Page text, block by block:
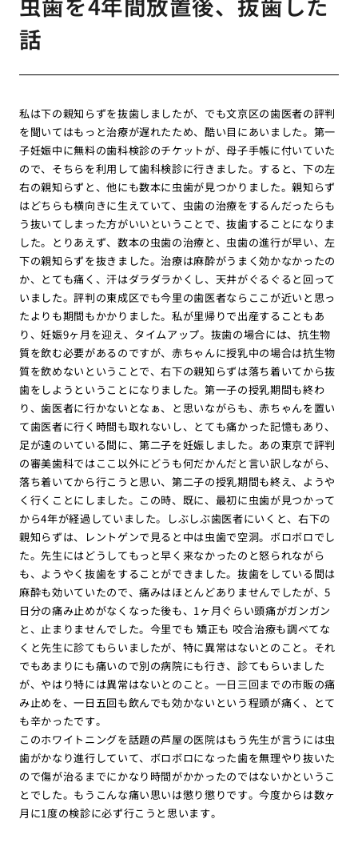
話
私は下の親知らずを抜歯しましたが、でも文京区の歯医者の評判
を聞いてはもっと治療が遅れたため、酷い目にあいました。第一
子妊娠中に無料の歯科検診のチケットが、母子手帳に付いていた
ので、そちらを利用して歯科検診に行きました。すると、下の左
右の親知らずと、他にも数本に虫歯が見つかりました。親知らず
はどちらも横向きに生えていて、虫歯の治療をするんだったらも
う抜いてしまった方がいいということで、抜歯することになりま
した。とりあえず、数本の虫歯の治療と、虫歯の進行が早い、左
下の親知らずを抜きました。治療は麻酔がうまく効かなかったの
か、とても痛く、汗はダラダラかくし、天井がぐるぐると回って
いました。評判の東成区でも今里の歯医者ならここが近いと思っ
たよりも期間もかかりました。私が里帰りで出産することもあ
り、妊娠9ヶ月を迎え、タイムアップ。抜歯の場合には、抗生物
質を飲む必要があるのですが、赤ちゃんに授乳中の場合は抗生物
質を飲めないということで、右下の親知らずは落ち着いてから抜
歯をしようということになりました。第一子の授乳期間も終わ
り、歯医者に行かないとなぁ、と思いながらも、赤ちゃんを置い
て歯医者に行く時間も取れないし、とても痛かった記憶もあり、
足が遠のいている間に、第二子を妊娠しました。あの東京で評判
の審美歯科ではここ以外にどうも何だかんだと言い訳しながら、
落ち着いてから行こうと思い、第二子の授乳期間も終え、ようや
く行くことにしました。この時、既に、最初に虫歯が見つかって
から4年が経過していました。しぶしぶ歯医者にいくと、右下の
親知らずは、レントゲンで見ると中は虫歯で空洞。ボロボロでし
た。先生にはどうしてもっと早く来なかったのと怒られながら
も、ようやく抜歯をすることができました。抜歯をしている間は
麻酔も効いていたので、痛みはほとんどありませんでしたが、5
日分の痛み止めがなくなった後も、1ヶ月ぐらい頭痛がガンガン
と、止まりませんでした。今里でも 矯正も 咬合治療も調べてな
くと先生に診てもらいましたが、特に異常はないとのこと。それ
でもあまりにも痛いので別の病院にも行き、診てもらいました
が、やはり特には異常はないとのこと。一日三回までの市販の痛
み止めを、一日五回も飲んでも効かないという程頭が痛く、とて
も辛かったです。
このホワイトニングを話題の芦屋の医院はもう先生が言うには虫
歯がかなり進行していて、ボロボロになった歯を無理やり抜いた
ので傷が治るまでにかなり時間がかかったのではないかというこ
とでした。もうこんな痛い思いは懲り懲りです。今度からは数ヶ
月に1度の検診に必ず行こうと思います。